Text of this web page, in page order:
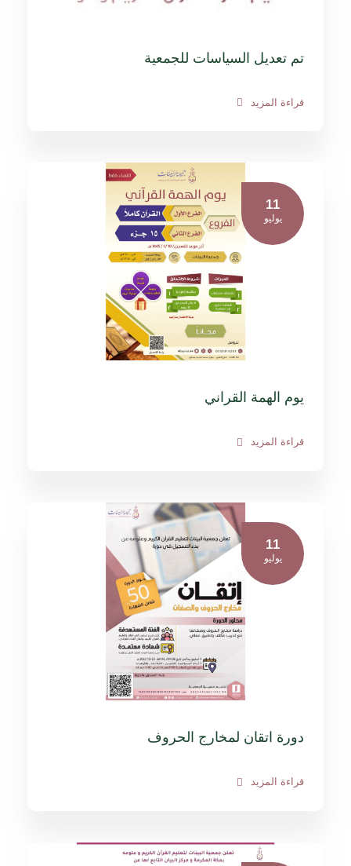
تم تعديل السياسات للجمعية
قراءة المزيد
11
يوليو
يوم الهمة القراني
قراءة المزيد
11
يوليو
دورة اتقان لمخارج الحروف
قراءة المزيد